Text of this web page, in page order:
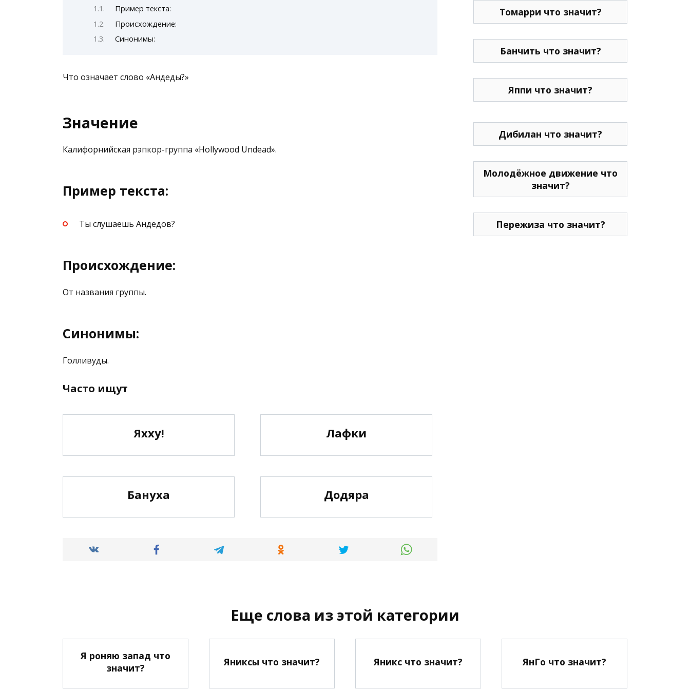
Пример текста:
Происхождение:
Синонимы:
Что означает слово «Андеды?»
Значение
Калифорнийская рэпкор-группа «Hollywood Undead».
Пример текста:
Ты слушаешь Андедов?
Происхождение:
От названия группы.
Синонимы:
Голливуды.
Часто ищут
Яхху! Лафки
Бануха Додяра
Томарри что значит?
Банчить что значит?
Яппи что значит?
Дибилан что значит?
Молодёжное движение что
значит?
Пережиза что значит?
Еще слова из этой категории
Я роняю запад что
значит?
Яниксы что значит? Яникс что значит? ЯнГо что значит?